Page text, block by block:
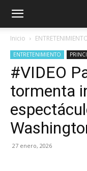
Inicio
ENTRETENIMIENTO
#VIDEO
tormenta
27 enero, 2026